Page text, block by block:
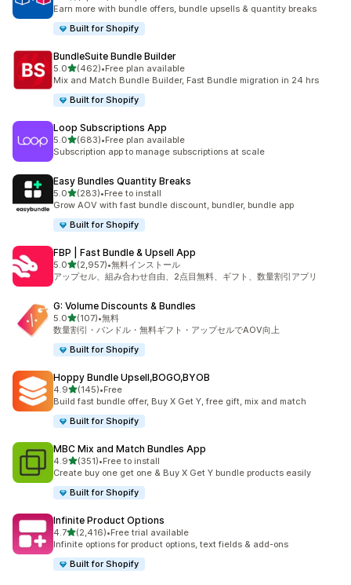
Earn more with bundle offers, bundle upsells & quantity breaks
Built for Shopify
BundleSuite Bundle Builder
5.05つ星中
(462)
合計レビュー数：462件
•Free plan available
Mix and Match Bundle Builder, Fast Bundle migration in 24 hrs
Built for Shopify
Loop Subscriptions App
5.05つ星中
(683)
合計レビュー数：683件
•Free plan available
Subscription app to manage subscriptions at scale
Easy Bundles Quantity Breaks
5.05つ星中
(283)
合計レビュー数：283件
•Free to install
Grow AOV with fast bundle discount, bundler, bundle app
Built for Shopify
FBP | Fast Bundle & Upsell App
5.05つ星中
(2,957)
合計レビュー数：2957件
•無料インストール
アップセル、組み合わせ自由、2点目無料、ギフト、数量割引アプリ
G: Volume Discounts & Bundles
5.05つ星中
(107)
合計レビュー数：107件
•無料
数量割引・バンドル・無料ギフト・アップセルでAOV向上
Built for Shopify
Hoppy Bundle Upsell,BOGO,BYOB
4.95つ星中
(145)
合計レビュー数：145件
•Free
Build fast bundle offer, Buy X Get Y, free gift, mix and match
Built for Shopify
MBC Mix and Match Bundles App
4.95つ星中
(351)
合計レビュー数：351件
•Free to install
Create buy one get one & Buy X Get Y bundle products easily
Built for Shopify
Infinite Product Options
4.75つ星中
(2,416)
合計レビュー数：2416件
•Free trial available
Infinite options for product options, text fields & add-ons
Built for Shopify